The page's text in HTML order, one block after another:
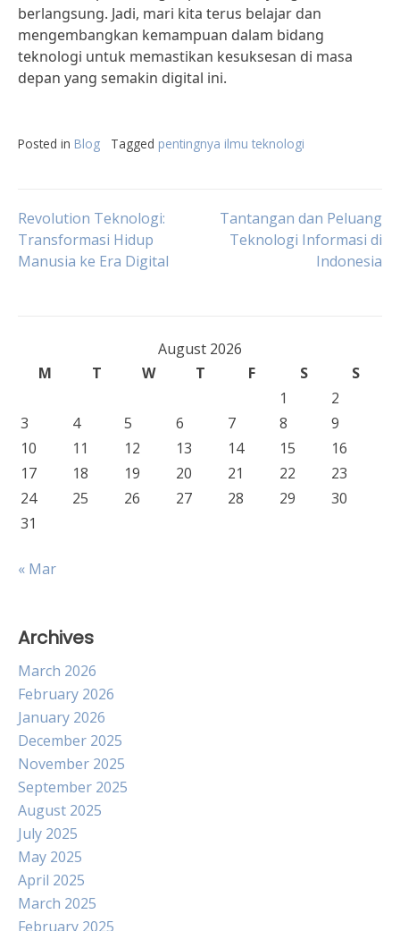
berlangsung. Jadi, mari kita terus belajar dan
mengembangkan kemampuan dalam bidang
teknologi untuk memastikan kesuksesan di masa
depan yang semakin digital ini.
Posted in Blog Tagged pentingnya ilmu teknologi
Post
navigation
Revolution Teknologi:
Transformasi Hidup
Manusia ke Era Digital
Tantangan dan Peluang
Teknologi Informasi di
Indonesia
August 2026
M
T W T F S
S
1
2
3
4 5 6 7 8
9
10
11 12 13 14 15
16
17
18 19 20 21 22
23
24
25 26 27 28 29
30
31
« Mar
Archives
March 2026
February 2026
January 2026
December 2025
November 2025
September 2025
August 2025
July 2025
May 2025
April 2025
March 2025
February 2025